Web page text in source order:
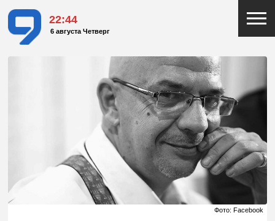
22:44
6 августа Четверг
Фото: Facebook